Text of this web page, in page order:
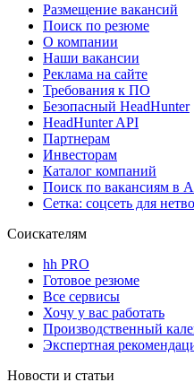
Размещение вакансий
Поиск по резюме
О компании
Наши вакансии
Реклама на сайте
Требования к ПО
Безопасный HeadHunter
HeadHunter API
Партнерам
Инвесторам
Каталог компаний
Поиск по вакансиям в
Сетка: соцсеть для
Соискателям
hh PRO
Готовое резюме
Все сервисы
Хочу у вас работать
Производственный
Экспертная
Новости и статьи